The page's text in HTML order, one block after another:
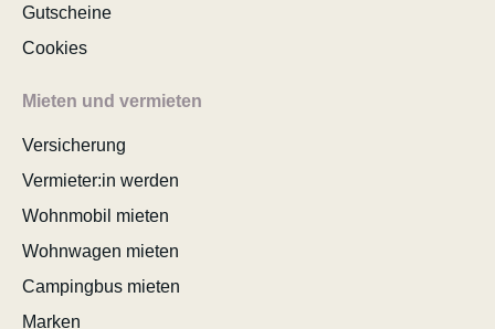
Gutscheine
Cookies
Mieten und vermieten
Versicherung
Vermieter:in werden
Wohnmobil mieten
Wohnwagen mieten
Campingbus mieten
Marken